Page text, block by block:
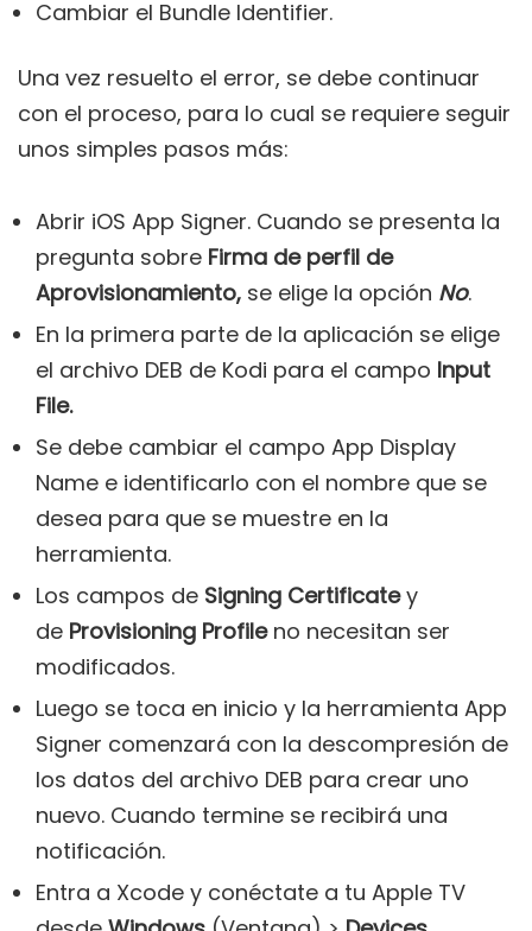
Cambiar el Bundle Identifier.
Una vez resuelto el error, se debe continuar
con el proceso, para lo cual se requiere seguir
unos simples pasos más:
Abrir iOS App Signer. Cuando se presenta la
pregunta sobre Firma de perfil de
Aprovisionamiento, se elige la opción No.
En la primera parte de la aplicación se elige
el archivo DEB de Kodi para el campo Input
File.
Se debe cambiar el campo App Display
Name e identificarlo con el nombre que se
desea para que se muestre en la
herramienta.
Los campos de Signing Certificatey
de Provisioning Profile no necesitan ser
modificados.
Luego se toca en inicio y la herramienta App
Signer comenzará con la descompresión de
los datos del archivo DEB para crear uno
nuevo. Cuando termine se recibirá una
notificación.
Entra a Xcode y conéctate a tu Apple TV